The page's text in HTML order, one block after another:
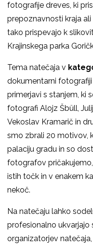
fotografije dreves, ki
prepoznavnosti kraja
tako prispevajo k
Krajinskega parka
Tema natečaja v
dokumentarni
primerjavi s stanjem, ki
fotografi Alojz Šbüll,
Vekoslav Kramarič in
smo zbrali 20 motivov,
palaciju gradu in so
fotografov
istih točk in v enakem
nekoč.
Na natečaju lahko
profesionalno ukvarjajo
organizatorjev